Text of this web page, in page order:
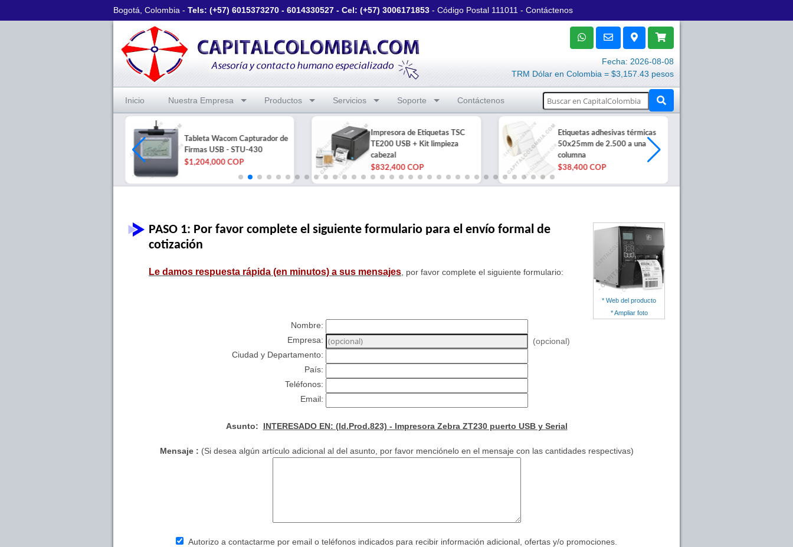
Bogotá, Colombia - Tels: (+57) 6015373270 - 6014330527 - Cel: (+57) 3006171853 - Código Postal 111011 - Contáctenos
Fecha: 2026-08-08
TRM Dólar en Colombia = $3,157.43 pesos
Inicio Nuestra Empresa Productos Servicios Soporte Contáctenos
Tableta Wacom Capturador de
Firmas USB - STU-430
$1,204,000 COP
Impresora de Etiquetas TSC
TE200 USB + Kit limpieza
cabezal
$832,400 COP
Etiquetas adhesivas térmicas
50x25mm de 2.500 a una
columna
$38,400 COP
* Web del producto
* Ampliar foto
PASO 1: Por favor complete el siguiente formulario para el envío formal de
cotización
Le damos respuesta rápida (en minutos) a sus mensajes , por favor complete el siguiente formulario:
Nombre:
Empresa:
(opcional)
Ciudad y Departamento:
País:
Teléfonos:
Email:
Asunto: INTERESADO EN: (Id.Prod.823) - Impresora Zebra ZT230 puerto USB y Serial
Mensaje : (Si desea algún artículo adicional al del asunto, por favor menciónelo en el mensaje con las cantidades respectivas)
Autorizo a contactarme por email o teléfonos indicados para recibir información adicional, ofertas y/o promociones.